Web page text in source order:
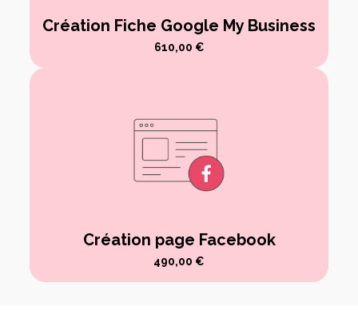
Création Fiche Google My Business
610,00 €
Création page Facebook
490,00 €